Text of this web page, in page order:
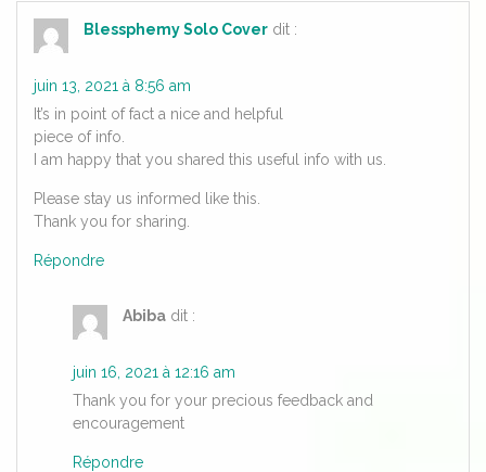
Blessphemy Solo Cover dit :
juin 13, 2021 à 8:56 am
It’s in point of fact a nice and helpful
piece of info.
I am happy that you shared this useful info with us.
Please stay us informed like this.
Thank you for sharing.
Répondre
Abiba dit :
juin 16, 2021 à 12:16 am
Thank you for your precious feedback and
encouragement
Répondre